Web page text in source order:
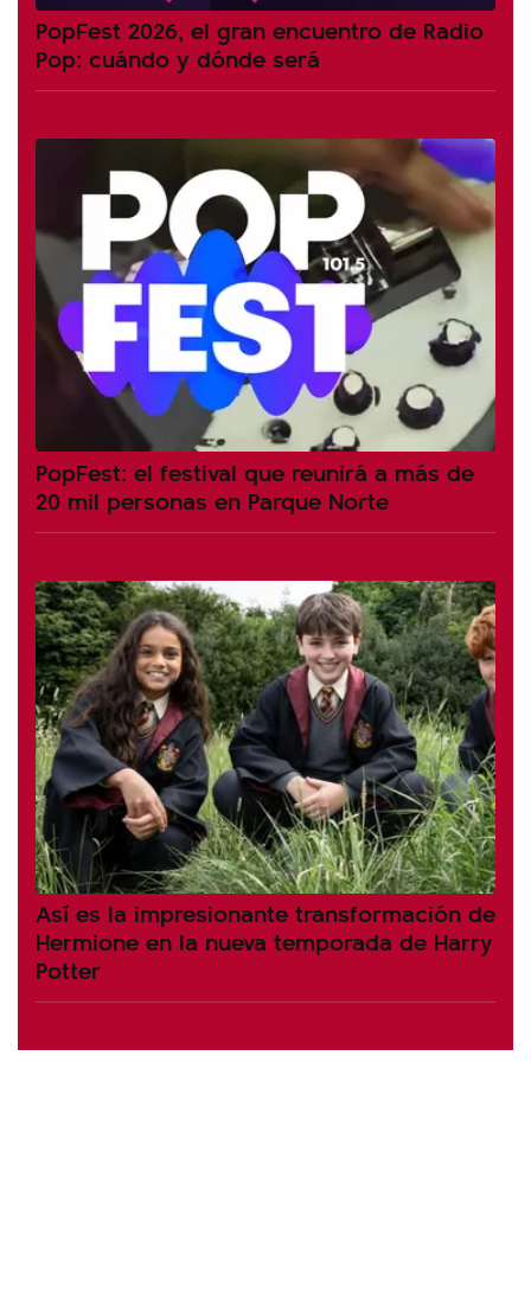
PopFest 2026, el gran encuentro de Radio
Pop: cuándo y dónde será
PopFest: el festival que reunirá a más de
20 mil personas en Parque Norte
Así es la impresionante transformación de
Hermione en la nueva temporada de Harry
Potter